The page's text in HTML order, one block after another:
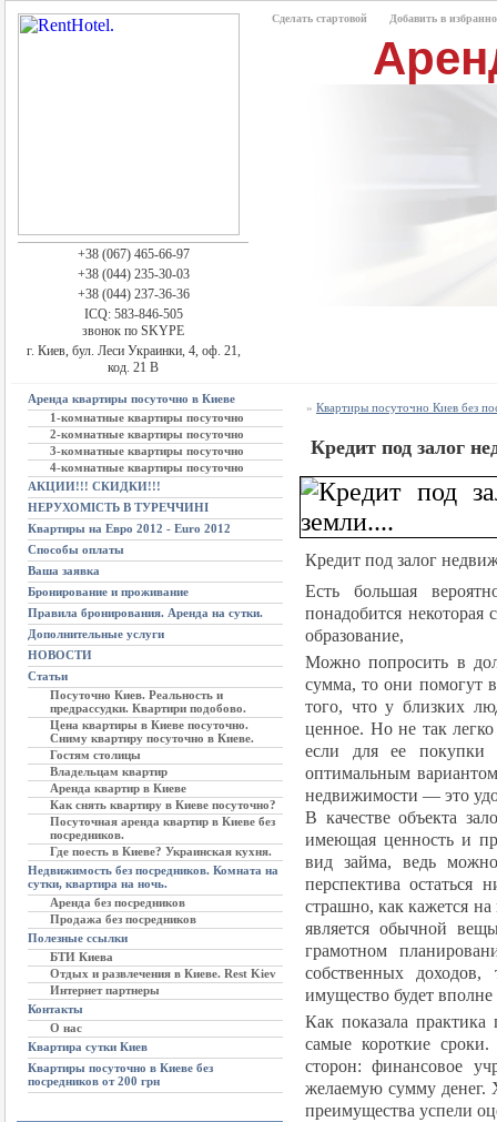
+38 (067) 465-66-97
+38 (044) 235-30-03
+38 (044) 237-36-36
ICQ: 583-846-505
звонок по SKYPE
г. Киев, бул. Леси Украинки, 4, оф. 21,
код. 21 В
Сделать стартовой Добавить в
Аренда квартиры посуточно в Киеве
1-комнатные квартиры посуточно
2-комнатные квартиры посуточно
3-комнатные квартиры посуточно
4-комнатные квартиры посуточно
АКЦИИ!!! СКИДКИ!!!
НЕРУХОМІСТЬ В ТУРЕЧЧИНІ
Квартиры на Евро 2012 - Euro 2012
Способы оплаты
Ваша заявка
Бронирование и проживание
Правила бронирования. Аренда на сутки.
Дополнительные услуги
НОВОСТИ
Статьи
Посуточно Киев. Реальность и
предрассудки. Квартири подобово.
Цена квартиры в Киеве посуточно.
Сниму квартиру посуточно в Киеве.
Гостям столицы
Владельцам квартир
Аренда квартир в Киеве
Как снять квартиру в Киеве посуточно?
Посуточная аренда квартир в Киеве без
посредников.
Где поесть в Киеве? Украинская кухня.
Недвижимость без посредников. Комната на
сутки, квартира на ночь.
Аренда без посредников
Продажа без посредников
Полезные ссылки
БТИ Киева
Отдых и развлечения в Киеве. Rest Kiev
Интернет партнеры
Контакты
О нас
Квартира сутки Киев
Квартиры посуточно в Киеве без
посредников от 200 грн
» Квартиры посуточно Киев без
Кредит под залог
Кредит под залог
Есть большая
понадобится
образование,
Можно попросить в
сумма, то они помогут
того, что у близких
ценное. Но не так
если для ее покупки
оптимальным
недвижимости — это
В качестве объекта
имеющая ценность и
вид займа, ведь
перспектива
страшно, как кажется
является обычной
грамотном
собственных
имущество будет
Как показала
самые короткие сроки.
сторон: финансовое
желаемую сумму денег.
преимущества успели